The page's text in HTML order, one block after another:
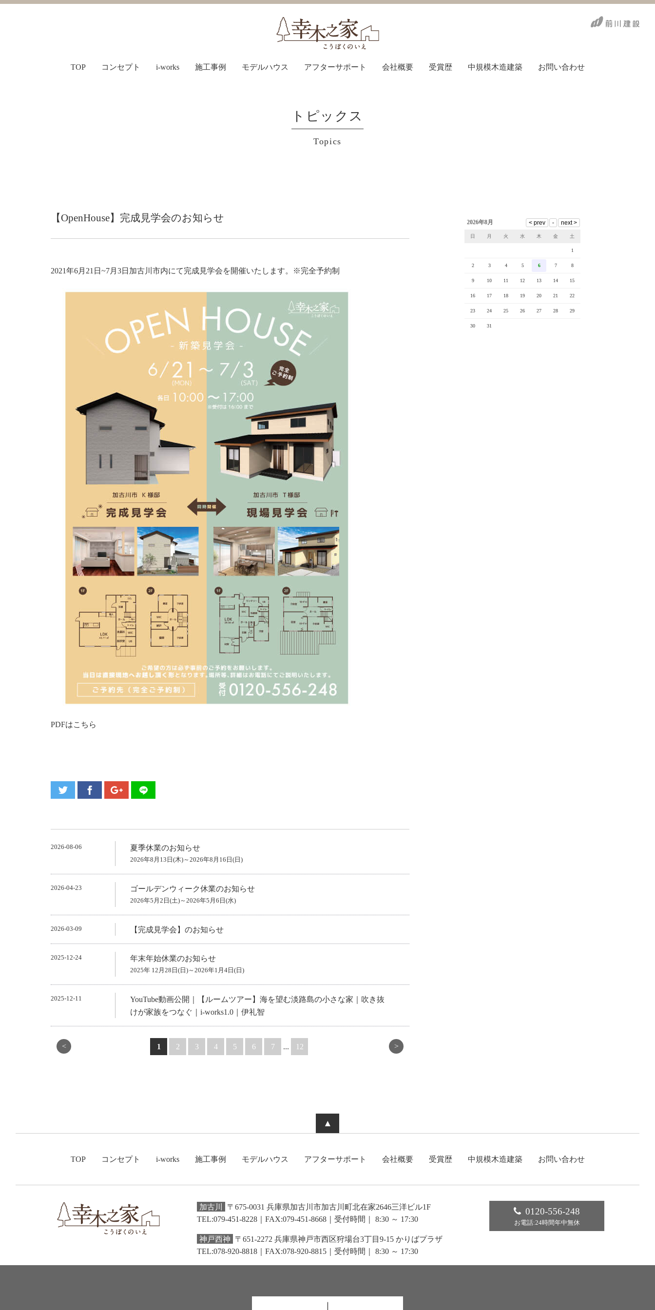
TOP コンセプト i-works 施工事例 モデルハウス アフターサポート 会社概要 受賞歴 中規模木造建築 お問い合わせ
トピックス
Topics
【OpenHouse】完成見学会のお知らせ
2021年6月21日~7月3日加古川市内にて完成見学会を開催いたします。※完全予約制
PDFはこちら
2026-08-06 夏季休業のお知らせ
2026年8月13日(木)～2026年8月16日(日)
2026-04-23 ゴールデンウィーク休業のお知らせ
2026年5月2日(土)～2026年5月6日(水)
2026-03-09 【完成見学会】のお知らせ
2025-12-24 年末年始休業のお知らせ
2025年 12月28日(日)～2026年1月4日(日)
2025-12-11
YouTube動画公開｜【ルームツアー】海を望む淡路島の小さな家｜吹き抜
けが家族をつなぐ｜i-works1.0｜伊礼智
< 1 2 3 4 5 6 7 ... 12 >
2026年8月
日 月 火 水 木 金 土
1
2 3 4 5 6 7 8
9 10 11 12 13 14 15
16 17 18 19 20 21 22
23 24 25 26 27 28 29
30 31
▲
TOP コンセプト i-works 施工事例 モデルハウス アフターサポート 会社概要 受賞歴 中規模木造建築 お問い合わせ
加古川
〒675-0031 兵庫県加古川市加古川町北在家2646三洋ビル1F
TEL:079-451-8228｜FAX:079-451-8668 ｜受付時間｜ 8:30 ～ 17:30
神戸西神
〒651-2272 兵庫県神戸市西区狩場台3丁目9-15 かりばプラザ
TEL:078-920-8818｜FAX:078-920-8815 ｜受付時間｜ 8:30 ～ 17:30
0120-556-248
お電話:24時間年中無休